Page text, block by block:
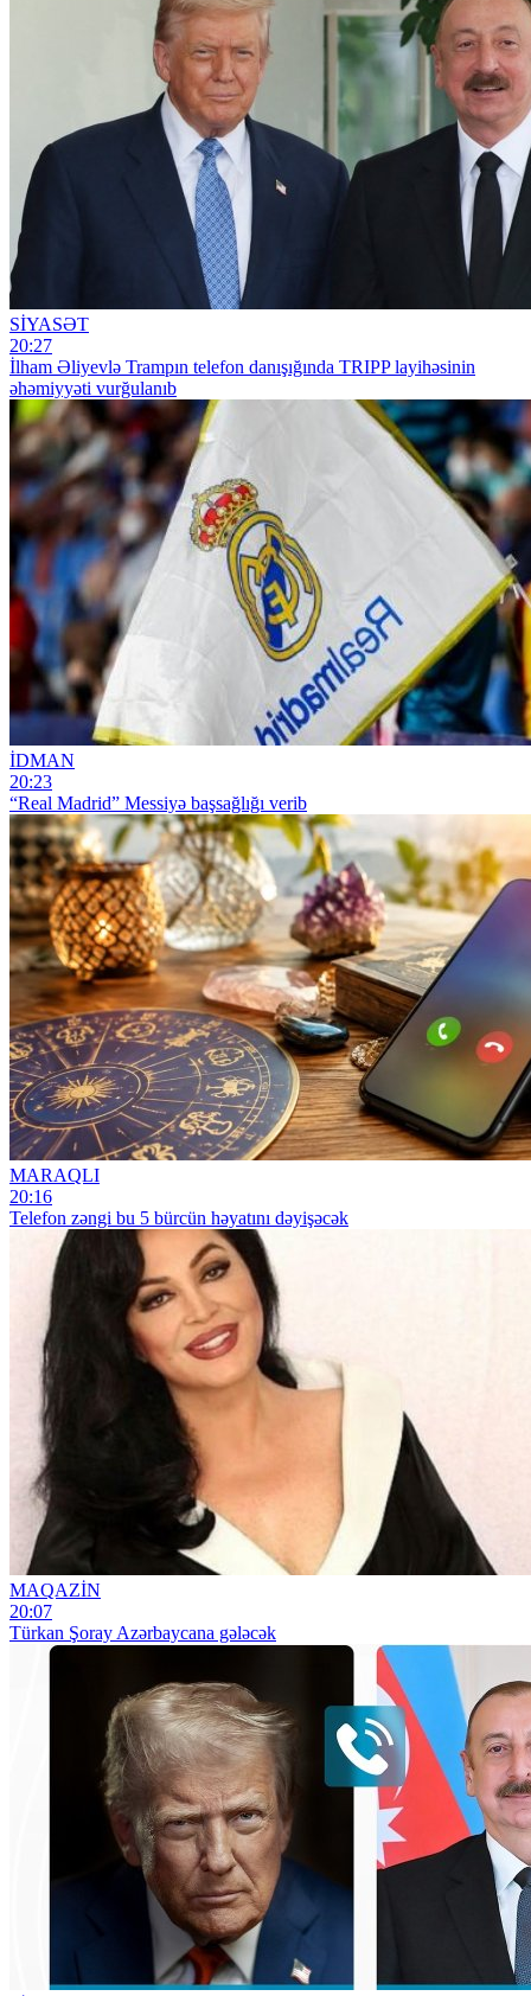
SİYASƏT
20:27
İlham Əliyevlə Trampın telefon danışığında TRIPP layihəsinin
əhəmiyyəti vurğulanıb
İDMAN
20:23
“Real Madrid” Messiyə başsağlığı verib
MARAQLI
20:16
Telefon zəngi bu 5 bürcün həyatını dəyişəcək
MAQAZİN
20:07
Türkan Şoray Azərbaycana gələcək